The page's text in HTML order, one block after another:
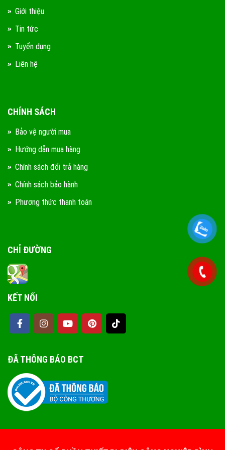
Giới thiệu
Tin tức
Tuyển dụng
Liên hệ
CHÍNH SÁCH
Bảo vệ người mua
Hướng dẫn mua hàng
Chính sách đổi trả hàng
Chính sách bảo hành
Phương thức thanh toán
CHỈ ĐƯỜNG
KẾT NỐI
ĐÃ THÔNG BÁO BCT